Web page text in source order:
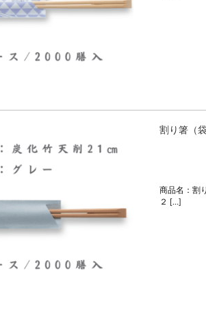
割り箸（
商品名：割
２ […]